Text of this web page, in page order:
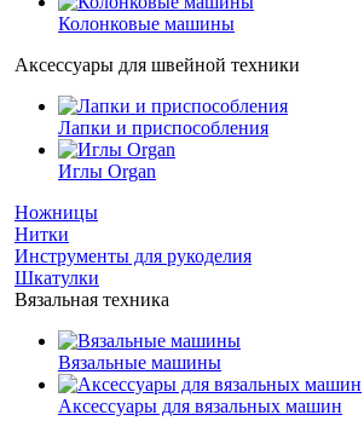
Колонковые машины
Аксессуары для швейной техники
Лапки и приспособления
Иглы Organ
Ножницы
Нитки
Инструменты для рукоделия
Шкатулки
Вязальная техника
Вязальные машины
Аксессуары для вязальных машин